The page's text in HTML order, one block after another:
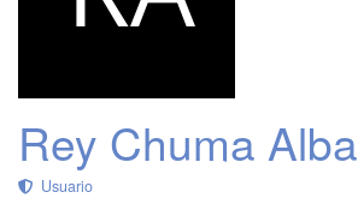
Rey Chuma Alba
Usuario